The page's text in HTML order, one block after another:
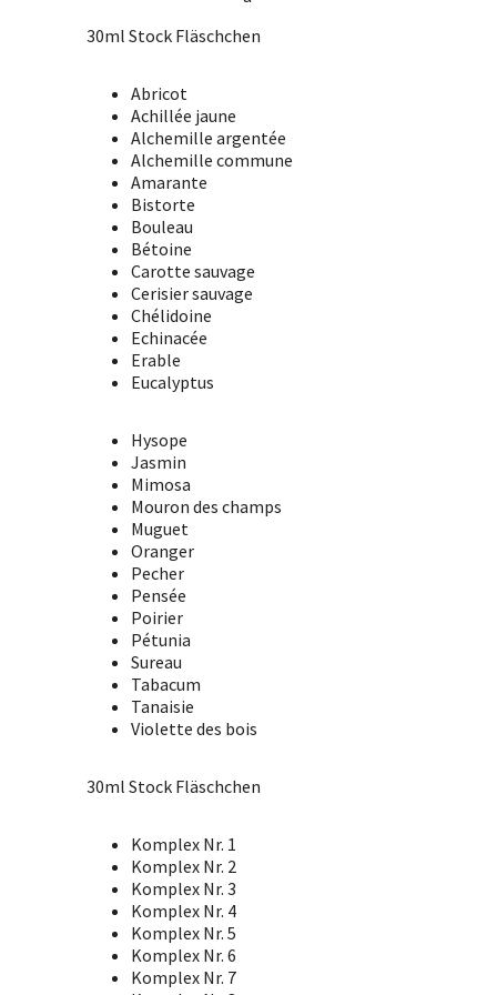
30ml Stock Fläschchen
Abricot
Achillée jaune
Alchemille argentée
Alchemille commune
Amarante
Bistorte
Bouleau
Bétoine
Carotte sauvage
Cerisier sauvage
Chélidoine
Echinacée
Erable
Eucalyptus
Hysope
Jasmin
Mimosa
Mouron des champs
Muguet
Oranger
Pecher
Pensée
Poirier
Pétunia
Sureau
Tabacum
Tanaisie
Violette des bois
30ml Stock Fläschchen
Komplex Nr. 1
Komplex Nr. 2
Komplex Nr. 3
Komplex Nr. 4
Komplex Nr. 5
Komplex Nr. 6
Komplex Nr. 7